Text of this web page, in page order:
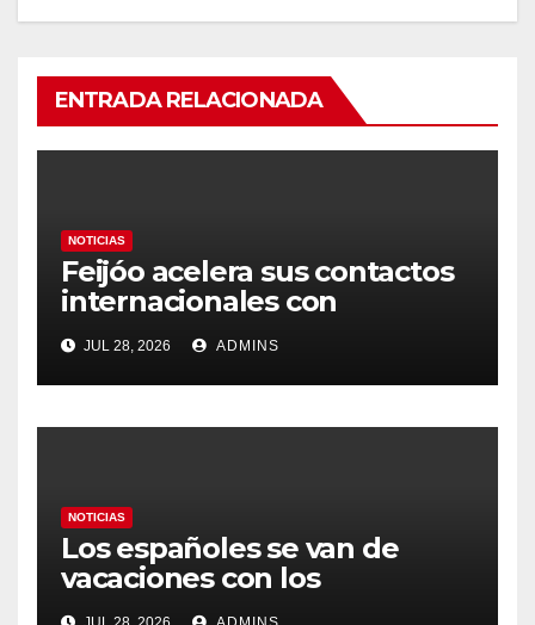
ENTRADA RELACIONADA
NOTICIAS
Feijóo acelera sus contactos
internacionales con
Latinoamérica como socio
prioritario en su agenda de
gobierno
JUL 28, 2026 ADMINS
NOTICIAS
Los españoles se van de
vacaciones con los
carburantes hasta un 21%